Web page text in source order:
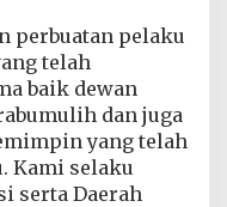
perbuatan pelaku
telah
baik dewan
dan juga
yang telah
Kami selaku
serta Daerah